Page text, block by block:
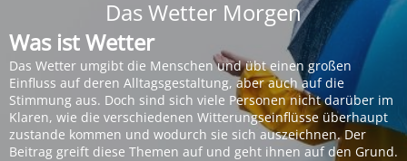
Das Wetter Morgen
Was ist Wetter
Das Wetter umgibt die Menschen und übt einen großen
Einfluss auf deren Alltagsgestaltung, aber auch auf die
Stimmung aus. Doch sind sich viele Personen nicht darüber im
Klaren, wie die verschiedenen Witterungseinflüsse überhaupt
zustande kommen und wodurch sie sich auszeichnen. Der
Beitrag greift diese Themen auf und geht ihnen auf den Grund.